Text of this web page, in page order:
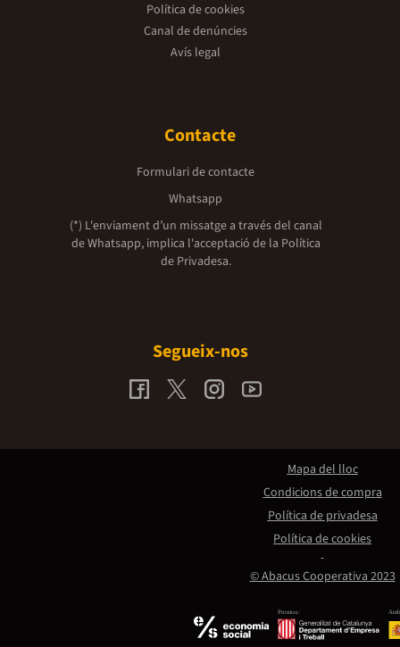
Política de cookies
Canal de denúncies
Avís legal
Contacte
Formulari de contacte
Whatsapp
(*) L'enviament d’un missatge a través del canal
de Whatsapp, implica l'acceptació de la Política
de Privadesa.
Segueix-nos
Promou:
© Abacus Cooperativa 2023
Mapa del lloc
Condicions de compra
Política de privadesa
Política de cookies